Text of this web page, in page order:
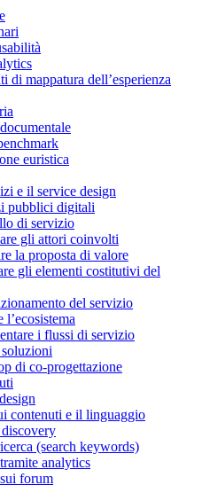
di mappatura dell’esperienza
euristica
e il service design
pubblici digitali
di servizio
gli attori coinvolti
la proposta di valore
gli elementi costitutivi del
del servizio
l’ecosistema
i flussi di servizio
di co-progettazione
contenuti e il linguaggio
(search keywords)
analytics
forum